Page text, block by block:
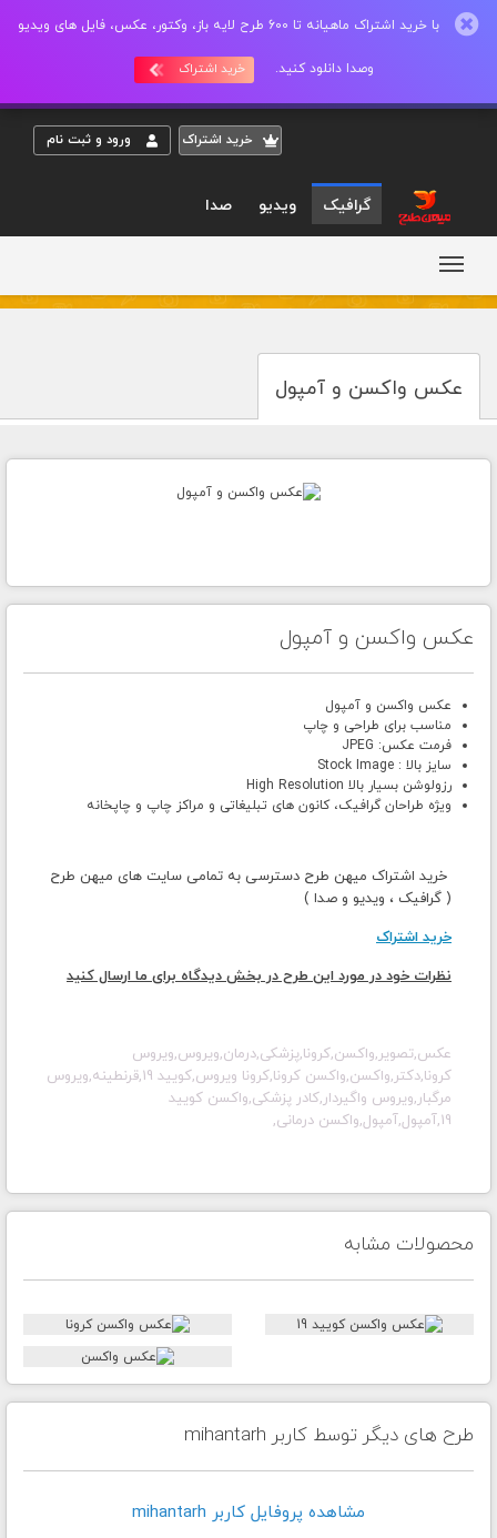
با خرید اشتراک ماهیانه تا 600 طرح لایه باز، وکتور، عکس، فایل های ویدیو
وصدا دانلود کنید. خرید اشتراک
خريد اشتراک ورود و ثبت نام
گرافیک ویدیو صدا
عکس واکسن و آمپول
عکس واکسن و آمپول
عکس واکسن و آمپول
مناسب برای طراحی و چاپ
فرمت عکس: JPEG
سایز بالا : Stock Image
رزولوشن بسیار بالا High Resolution
ویژه طراحان گرافیک، کانون های تبلیغاتی و مراکز چاپ و چاپخانه
خرید اشتراک میهن طرح دسترسی به تمامی سایت های میهن طرح
( گرافیک ، ویدیو و صدا )
خرید اشتراک
نظرات خود در مورد این طرح در بخش دیدگاه برای ما ارسال کنید
عکس,تصویر,واکسن,کرونا,پزشکی,درمان,ویروس,ویروس
کرونا,دکتر,واکسن,واکسن کرونا,کرونا ویروس,کویید 19,قرنطینه,ویروس
مرگبار,ویروس واگیردار,کادر پزشکی,واکسن کویید
19,آمپول,آمپول,واکسن درمانی,
محصولات مشابه
طرح های دیگر توسط کاربر mihantarh
مشاهده پروفايل کاربر mihantarh